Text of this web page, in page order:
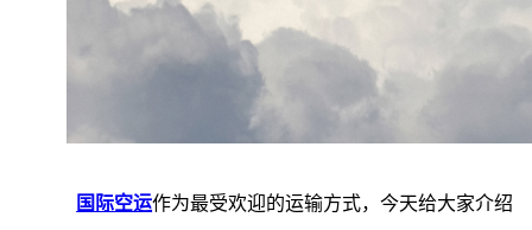
国际空运作为最受欢迎的运输方式，今天给大家介绍